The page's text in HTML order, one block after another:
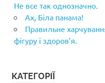
Не все так однозначно.
Ах, Біла панама!
Правильне
фігуру і здоров’я.
КАТЕГОРІЇ